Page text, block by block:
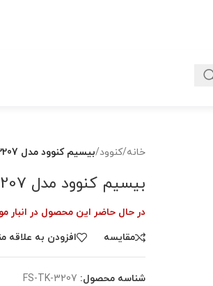
خانه/کنوود/بیسیم کنوود مدل TK-3207
بیسیم کنوود مدل TK-3207
در حال حاضر این محصول در
مقايسه
افزودن به علاقه
شناسه محصول: FS-TK-3207